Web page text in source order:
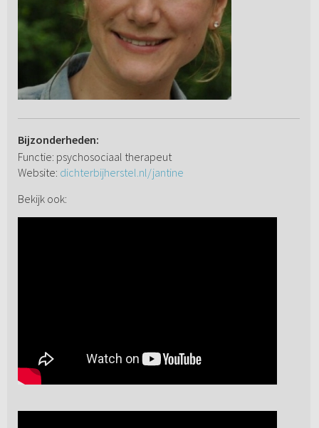
Bijzonderheden:
Functie: psychosociaal therapeut
Website: dichterbijherstel.nl/jantine
Bekijk ook: